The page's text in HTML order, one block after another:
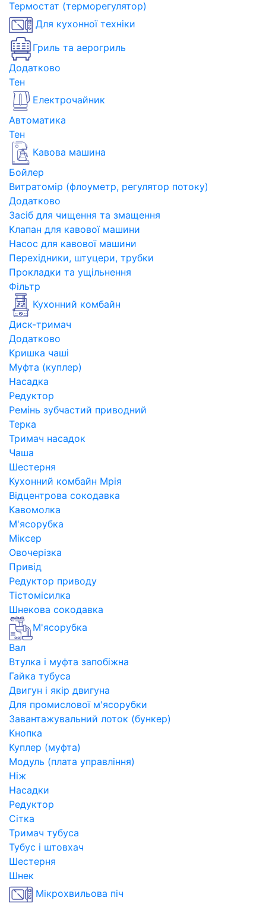
Термостат (терморегулятор)
Для кухонної техніки
Гриль та аерогриль
Додатково
Тен
Електрочайник
Автоматика
Тен
Кавова машина
Бойлер
Витратомір (флоуметр, регулятор потоку)
Додатково
Засіб для чищення та змащення
Клапан для кавової машини
Насос для кавової машини
Перехідники, штуцери, трубки
Прокладки та ущільнення
Фільтр
Кухонний комбайн
Диск-тримач
Додатково
Кришка чаші
Муфта (куплер)
Насадка
Редуктор
Ремінь зубчастий приводний
Терка
Тримач насадок
Чаша
Шестерня
Кухонний комбайн Мрія
Відцентрова сокодавка
Кавомолка
М'ясорубка
Міксер
Овочерізка
Привід
Редуктор приводу
Тістомісилка
Шнекова сокодавка
М'ясорубка
Вал
Втулка і муфта запобіжна
Гайка тубуса
Двигун і якір двигуна
Для промислової м'ясорубки
Завантажувальний лоток (бункер)
Кнопка
Куплер (муфта)
Модуль (плата управління)
Ніж
Насадки
Редуктор
Сітка
Тримач тубуса
Тубус і штовхач
Шестерня
Шнек
Мікрохвильова піч